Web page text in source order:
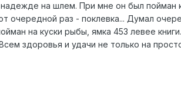
на шлем. При мне он был пойман
очередной раз - поклевка... Думал
на куски рыбы, ямка 453 левее
здоровья и удачи не только на